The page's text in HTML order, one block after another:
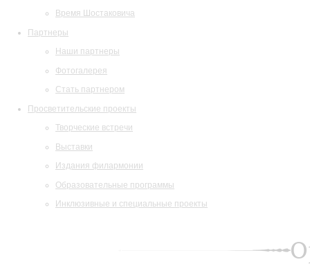
Время Шостаковича
Партнеры
Наши партнеры
Фотогалерея
Стать партнером
Просветительские проекты
Творческие встречи
Выставки
Издания филармонии
Образовательные программы
Инклюзивные и специальные проекты